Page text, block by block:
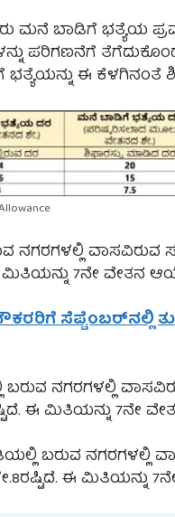
ಮನೆ ಬಾಡಿಗೆ ಭತ್ಯೆಯ
ಪರಿಗಣನೆಗೆ
ಈ ಕೆಳಗಿನಂತೆ
ನಗರಗಳಲ್ಲಿ
7ನೇ ವೇತನ
ಸೆಪ್ಟೆಂಬರ್‌ನಲ್ಲಿ
ಬರುವ ನಗರಗಳಲ್ಲಿ
ಈ ಮಿತಿಯನ್ನು 7ನೇ
ಬರುವ ನಗರಗಳಲ್ಲಿ
ಈ ಮಿತಿಯನ್ನು